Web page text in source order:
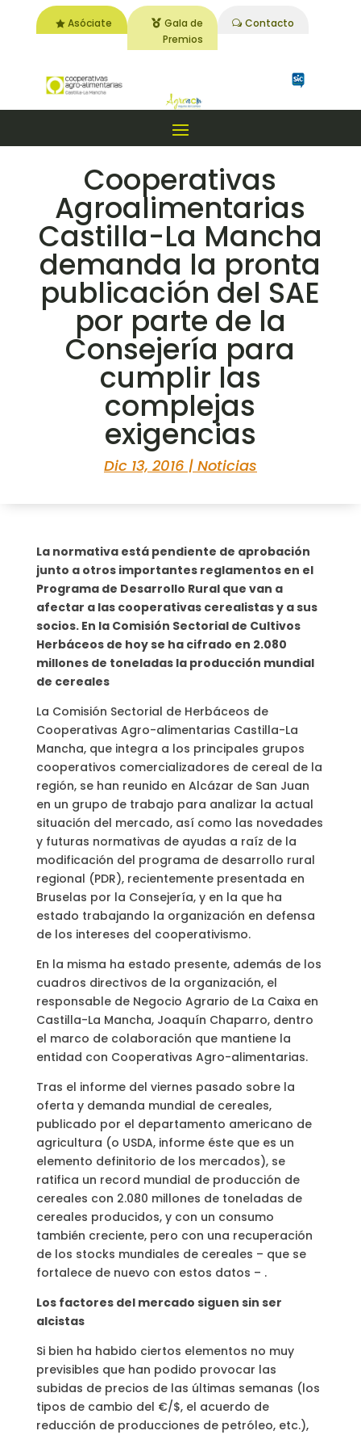
Asóciate
Gala de
Premios
Contacto
Cooperativas
Agroalimentarias
Castilla-La Mancha
demanda la pronta
publicación del SAE
por parte de la
Consejería para
cumplir las
complejas
exigencias
Dic 13, 2016 | Noticias
La normativa está pendiente de aprobación
junto a otros importantes reglamentos en el
Programa de Desarrollo Rural que van a
afectar a las cooperativas cerealistas y a sus
socios. En la Comisión Sectorial de Cultivos
Herbáceos de hoy se ha cifrado en 2.080
millones de toneladas la producción mundial
de cereales
La Comisión Sectorial de Herbáceos de
Cooperativas Agro-alimentarias Castilla-La
Mancha, que integra a los principales grupos
cooperativos comercializadores de cereal de la
región, se han reunido en Alcázar de San Juan
en un grupo de trabajo para analizar la actual
situación del mercado, así como las novedades
y futuras normativas de ayudas a raíz de la
modificación del programa de desarrollo rural
regional (PDR), recientemente presentada en
Bruselas por la Consejería, y en la que ha
estado trabajando la organización en defensa
de los intereses del cooperativismo.
En la misma ha estado presente, además de los
cuadros directivos de la organización, el
responsable de Negocio Agrario de La Caixa en
Castilla-La Mancha, Joaquín Chaparro, dentro
el marco de colaboración que mantiene la
entidad con Cooperativas Agro-alimentarias.
Tras el informe del viernes pasado sobre la
oferta y demanda mundial de cereales,
publicado por el departamento americano de
agricultura (o USDA, informe éste que es un
elemento definitorio de los mercados), se
ratifica un record mundial de producción de
cereales con 2.080 millones de toneladas de
cereales producidos, y con un consumo
también creciente, pero con una recuperación
de los stocks mundiales de cereales – que se
fortalece de nuevo con estos datos – .
Los factores del mercado siguen sin ser
alcistas
Si bien ha habido ciertos elementos no muy
previsibles que han podido provocar las
subidas de precios de las últimas semanas (los
tipos de cambio del €/$, el acuerdo de
reducción de producciones de petróleo, etc.),